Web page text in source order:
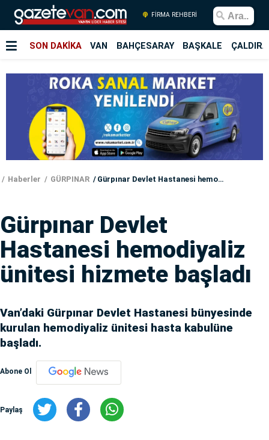
FİRMA REHBERİ
SON DAKİKA VAN BAHÇESARAY BAŞKALE
Haberler GÜRPINAR Gürpınar Devlet Hastanesi hemodiyaliz ünitesi hizmete başladı
Gürpınar Devlet
Hastanesi hemodiyaliz
ünitesi hizmete başladı
Van’daki Gürpınar Devlet Hastanesi bünyesinde
kurulan hemodiyaliz ünitesi hasta kabulüne
başladı.
Abone Ol
Paylaş